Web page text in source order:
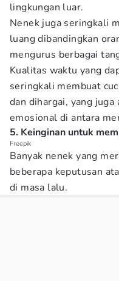
lingkungan luar.
Nenek juga seringkali
luang dibandingkan
mengurus berbagai
Kualitas waktu yang
seringkali membuat
dan dihargai, yang
emosional di antara
5. Keinginan untuk
Freepik
Banyak nenek yang
beberapa keputusan
di masa lalu.